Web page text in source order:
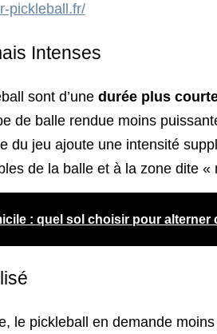
pickleball.fr/
Intenses
sont d’une durée plus
de balle rendue moins
du jeu ajoute une intensité
de la balle et à la zone dite
: quel sol choisir pour alterner
le pickleball en demande